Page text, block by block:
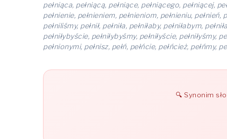
pełniąca, pełniącą, pełniące, pełniącego, pełniącej,
pełnienie, pełnieniem, pełnieniom, pełnieniu, pełnień,
pełniliśmy, pełnił, pełniła, pełniłaby, pełniłabym,
pełniłybyście, pełniłybyśmy, pełniłyście,
pełnionymi, pełnisz, pełń, pełńcie, pełńcież, pełńmy,
Synonim